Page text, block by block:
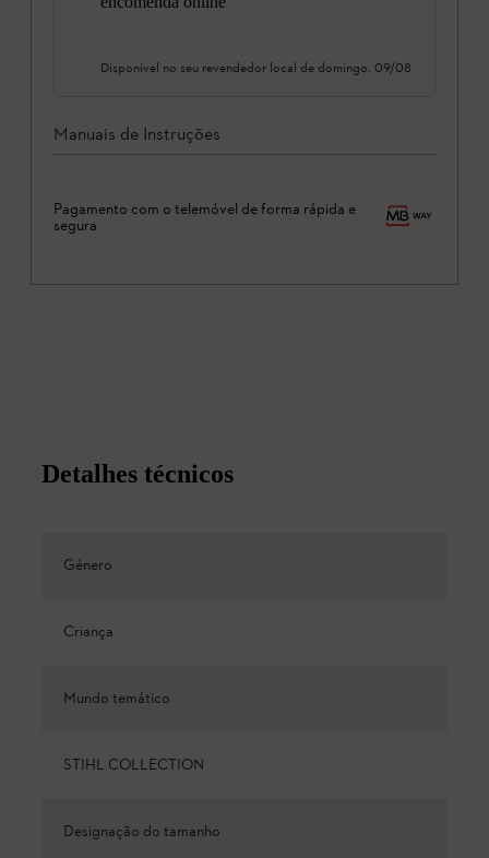
Disponível no seu revendedor local de domingo, 09/08
Manuais de Instruções
Pagamento com o telemóvel de forma rápida e
segura
Detalhes técnicos
Género
Criança
Mundo temático
STIHL COLLECTION
Designação do tamanho